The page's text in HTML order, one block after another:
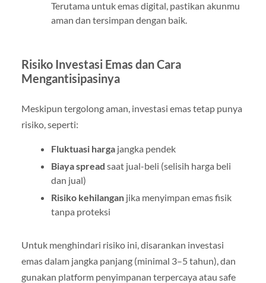
Terutama untuk emas digital, pastikan akunmu
aman dan tersimpan dengan baik.
Risiko Investasi Emas dan Cara
Mengantisipasinya
Meskipun tergolong aman, investasi emas tetap punya
risiko, seperti:
Fluktuasi hargajangka pendek
Biaya spread saat jual-beli (selisih harga beli
dan jual)
Risiko kehilanganjika menyimpan emas fisik
tanpa proteksi
Untuk menghindari risiko ini, disarankan investasi
emas dalam jangka panjang (minimal 3–5 tahun), dan
gunakan platform penyimpanan terpercaya atau safe